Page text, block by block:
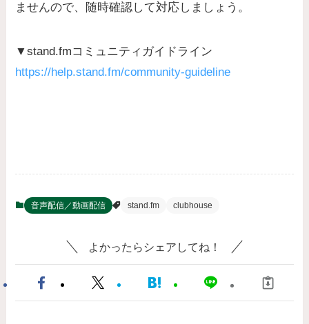
ませんので、随時確認して対応しましょう。
▼stand.fmコミュニティガイドライン
https://help.stand.fm/community-guideline
音声配信／動画配信 stand.fm clubhouse
よかったらシェアしてね！